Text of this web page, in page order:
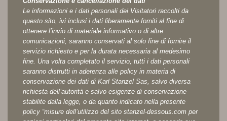
Le informazioni e i dati personali dei Visitatori raccolti da
questo sito, ivi inclusi i dati liberamente forniti al fine di
ottenere l’invio di materiale informativo o di altre
comunicazioni, saranno conservati al solo fine di fornire il
servizio richiesto e per la durata necessaria al medesimo
fine. Una volta completato il servizio, tutti i dati personali
saranno distrutti in aderenza alle policy in materia di
conservazione dei dati di Karl Stanzel Sas, salvo diversa
richiesta dell’autorità e salvo esigenze di conservazione
stabilite dalla legge, o da quanto indicato nella presente
policy “misure dell’utilizzo del sito stanzel-dessous.com per